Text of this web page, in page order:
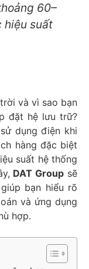
60–
hiệu suất
và vì sao bạn
đặt hệ lưu trữ?
dụng điện khi
hàng đặc biệt
suất hệ thống
DAT Group sẽ
bạn hiểu rõ
và ứng dụng
hợp.